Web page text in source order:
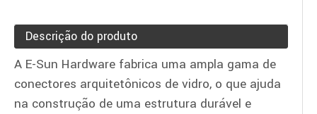
Descrição do produto
A E-Sun Hardware fabrica uma ampla gama de
conectores arquitetônicos de vidro, o que ajuda
na construção de uma estrutura durável e